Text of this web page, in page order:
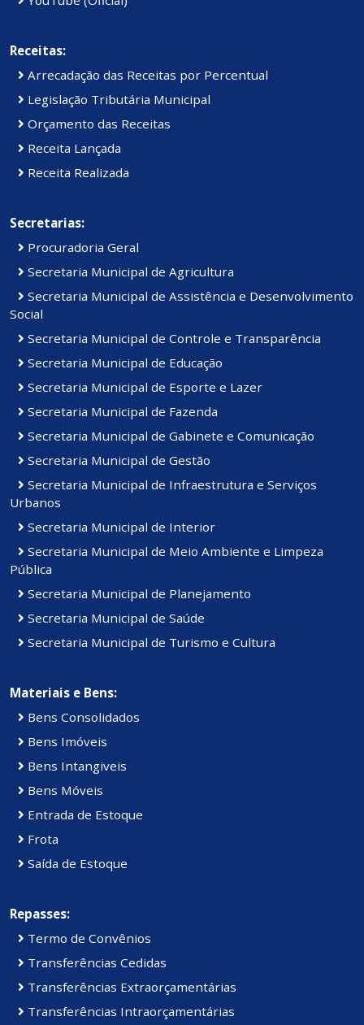
Receitas:
Arrecadação das Receitas por Percentual
Legislação Tributária Municipal
Orçamento das Receitas
Receita Lançada
Receita Realizada
Secretarias:
Procuradoria Geral
Secretaria Municipal de Agricultura
Secretaria Municipal de Assistência e Desenvolvimento
Social
Secretaria Municipal de Controle e Transparência
Secretaria Municipal de Educação
Secretaria Municipal de Esporte e Lazer
Secretaria Municipal de Fazenda
Secretaria Municipal de Gabinete e Comunicação
Secretaria Municipal de Gestão
Secretaria Municipal de Infraestrutura e Serviços
Urbanos
Secretaria Municipal de Interior
Secretaria Municipal de Meio Ambiente e Limpeza
Pública
Secretaria Municipal de Planejamento
Secretaria Municipal de Saúde
Secretaria Municipal de Turismo e Cultura
Materiais e Bens:
Bens Consolidados
Bens Imóveis
Bens Intangiveis
Bens Móveis
Entrada de Estoque
Frota
Saída de Estoque
Repasses:
Termo de Convênios
Transferências Cedidas
Transferências Extraorçamentárias
Transferências Intraorçamentárias